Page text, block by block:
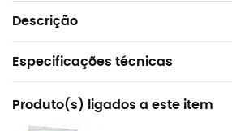
Descrição
Referência Guidetti: A1036.
Especificações técnicas
Recomendado para
Marcha nórdica / Trail
Produto(s) ligados a este item